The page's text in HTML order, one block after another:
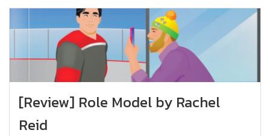
[Review] Role Model by Rachel
Reid